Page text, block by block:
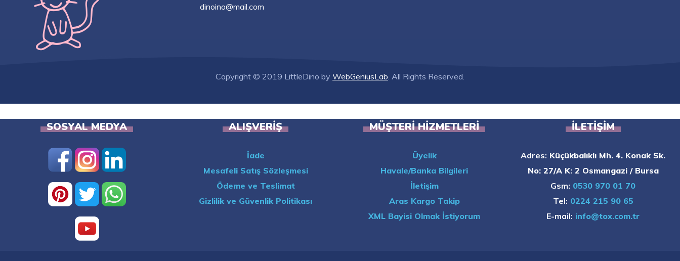
dinoino@mail.com
Copyright © 2019 LittleDino by WebGeniusLab . All Rights Reserved.
SOSYAL MEDYA ALIŞVERIŞ
İade
Mesafeli Satış Sözleşmesi
Ödeme ve Teslimat
Gizlilik ve Güvenlik Politikası
MÜŞTERI HIZMETLERI
Üyelik
Havale/Banka Bilgileri
İletişim
Aras Kargo Takip
XML Bayisi Olmak İstiyorum
İLETIŞIM
Adres: Küçükbalıklı Mh. 4. Konak Sk.
No: 27/A K: 2 Osmangazi / Bursa
Gsm: 0530 970 01 70
Tel: 0224 215 90 65
E-mail: info@tox.com.tr